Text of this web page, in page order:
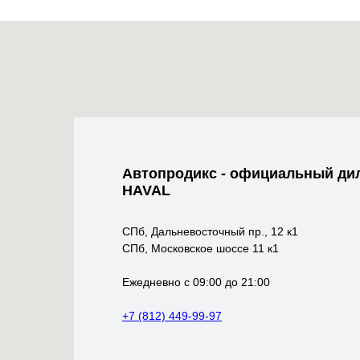
Автопродикс - официальный
HAVAL
СПб, Дальневосточный пр., 12 к1
СПб, Московское шоссе 11 к1
Ежедневно с 09:00 до 21:00
+7 (812) 449-99-97